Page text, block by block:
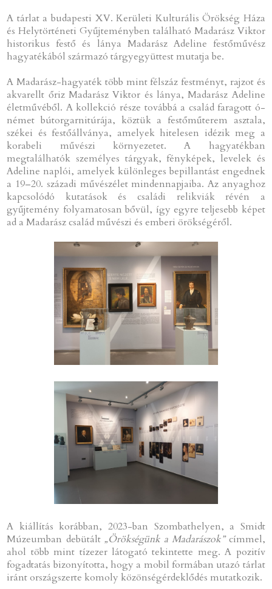
A tárlat a budapesti XV. Kerületi Kulturális Örökség Háza
és Helytörténeti Gyűjteményben található Madarász Viktor
historikus festő és lánya Madarász Adeline festőművész
hagyatékából származó tárgyegyüttest mutatja be.
A Madarász-hagyaték több mint félszáz festményt, rajzot és
akvarellt őriz Madarász Viktor és lánya, Madarász Adeline
életművéből. A kollekció része továbbá a család faragott ó-
német bútorgarnitúrája, köztük a festőműterem asztala,
székei és festőállványa, amelyek hitelesen idézik meg a
korabeli művészi környezetet. A hagyatékban
megtalálhatók személyes tárgyak, fényképek, levelek és
Adeline naplói, amelyek különleges bepillantást engednek
a 19–20. századi művészélet mindennapjaiba. Az anyaghoz
kapcsolódó kutatások és családi relikviák révén a
gyűjtemény folyamatosan bővül, így egyre teljesebb képet
ad a Madarász család művészi és emberi örökségéről.
A kiállítás korábban, 2023-ban Szombathelyen, a Smidt
Múzeumban debütált „Örökségünk a Madarászok”címmel,
ahol több mint tízezer látogató tekintette meg. A pozitív
fogadtatás bizonyította, hogy a mobil formában utazó tárlat
iránt országszerte komoly közönségérdeklődés mutatkozik.